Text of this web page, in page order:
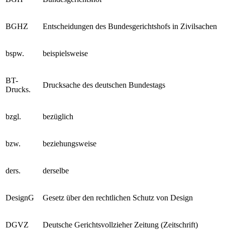
BGHZ Entscheidungen des Bundesgerichtshofs in Zivilsachen
bspw. beispielsweise
BT-
Drucks.
Drucksache des deutschen Bundestags
bzgl. bezüglich
bzw. beziehungsweise
ders. derselbe
DesignG Gesetz über den rechtlichen Schutz von Design
DGVZ Deutsche Gerichtsvollzieher Zeitung (Zeitschrift)